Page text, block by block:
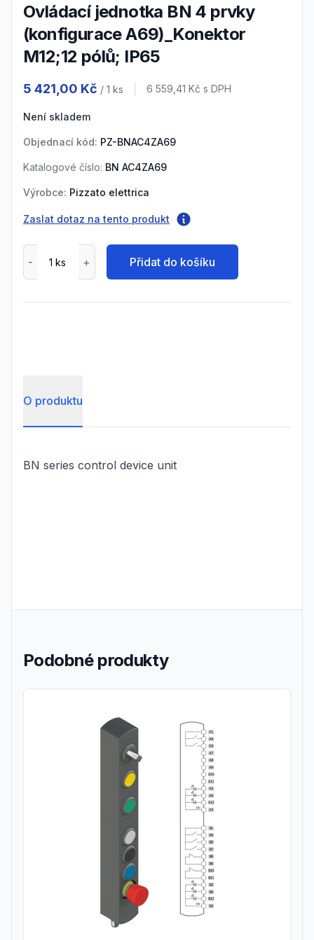
Ovládací jednotka BN 4 prvky
(konfigurace A69)_Konektor
M12;12 pólů; IP65
5 421,00 Kč / 1 ks Cena s DPH
6 559,41 Kč s DPH
Není skladem
Objednací kód: PZ-BNAC4ZA69
Katalogové číslo: BN AC4ZA69
Výrobce: Pizzato elettrica
Zaslat dotaz na tento produkt
Přidat do košíku
O produktu
BN series control device unit
Podobné produkty